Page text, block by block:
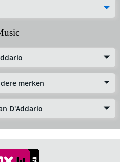
merken
D'Addario